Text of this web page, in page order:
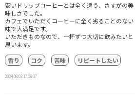
安いドリップコーヒーとは全く違う、さすがの美
味しさでした。
カフェでいただくコーヒーに全く劣ることのない
味で大満足です。
いただきものなので、一杯ずつ大切に飲みたいと
思います。
香り
コク 苦味 リピートしたい
2024.08.03 17:59:37